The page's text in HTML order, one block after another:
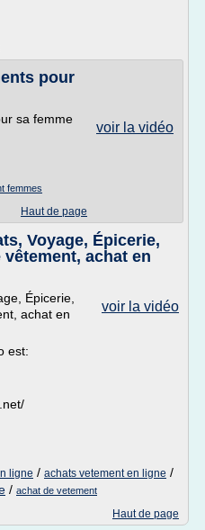
pour
voir la vidéo
sa femme
femmes
Haut de page
Voyage, Épicerie,
achat en
voir la vidéo
Épicerie,
achat en
est:
ligne / achats vetement en ligne /
/ achat de vetement
Haut de page